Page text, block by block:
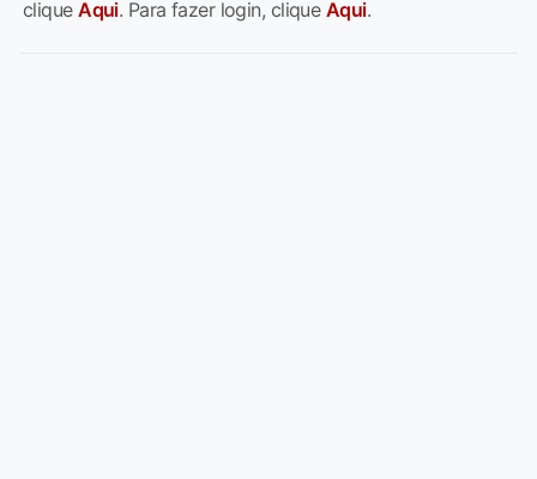
cliqueAqui. Para fazer login, clique Aqui.